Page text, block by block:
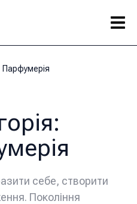
Парфумерія
себе, створити
Покоління